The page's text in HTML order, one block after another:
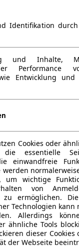
Identifikation
und Inhalte,
Performance
Entwicklung und
Cookies oder
essentielle
einwandfreie
um wichtige
von
zu ermöglichen.
Technologien kann
Allerdings
ähnliche Tools
dieser
der Webseite